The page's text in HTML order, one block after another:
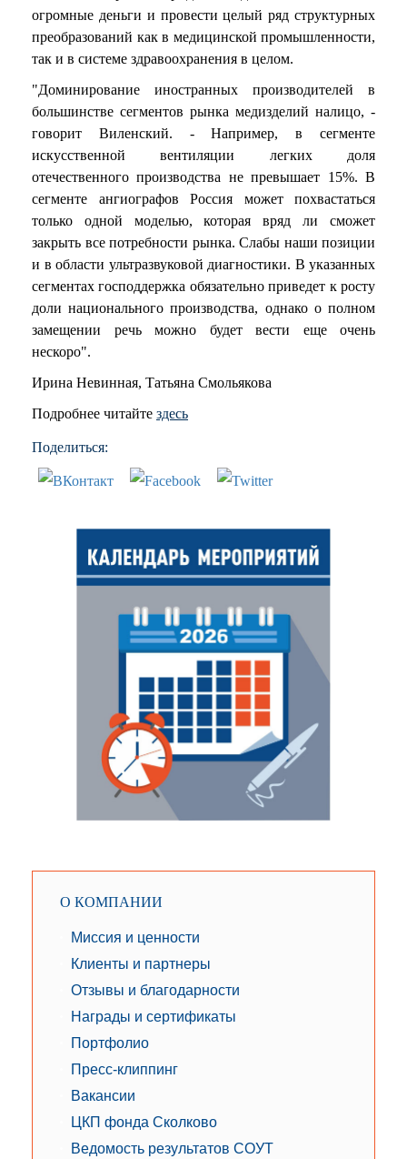
огромные деньги и провести целый ряд структурных
преобразований как в медицинской промышленности,
так и в системе здравоохранения в целом.
"Доминирование иностранных производителей в
большинстве сегментов рынка медизделий налицо, -
говорит Виленский. - Например, в сегменте
искусственной вентиляции легких доля
отечественного производства не превышает 15%. В
сегменте ангиографов Россия может похвастаться
только одной моделью, которая вряд ли сможет
закрыть все потребности рынка. Слабы наши позиции
и в области ультразвуковой диагностики. В указанных
сегментах господдержка обязательно приведет к росту
доли национального производства, однако о полном
замещении речь можно будет вести еще очень
нескоро".
Ирина Невинная, Татьяна Смольякова
Подробнее читайте здесь
Поделиться:
О КОМПАНИИ
Миссия и ценности
Клиенты и партнеры
Отзывы и благодарности
Награды и сертификаты
Портфолио
Пресс-клиппинг
Вакансии
ЦКП фонда Сколково
Ведомость результатов СОУТ